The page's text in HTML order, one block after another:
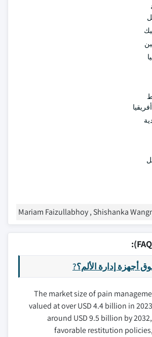
Mariam Faizullabhoy , Shishanka
أجهزة إدارة الألم؟?
The market size of pain
valued at over USD 4.4 billion in
around USD 9.5 billion by
favorable restitution